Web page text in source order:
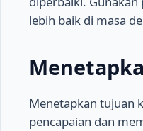
lebih baik di masa
Menetapkan tujuan
pencapaian dan